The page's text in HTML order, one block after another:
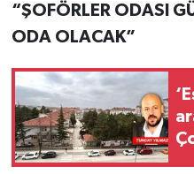
“ŞOFÖRLER ODASI
ODA OLACAK”